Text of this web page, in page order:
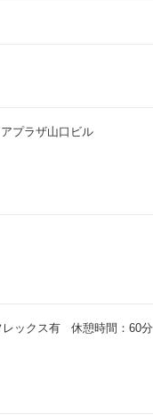
プラザ山口ビル
レックス有 休憩時間：60分